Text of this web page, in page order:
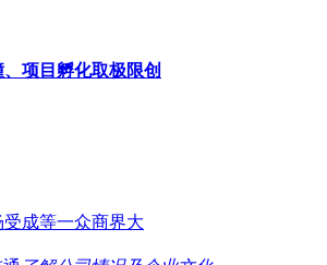
项⽬孵化取极限创
成等一众商界大